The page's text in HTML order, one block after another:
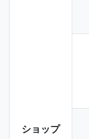
ショップ